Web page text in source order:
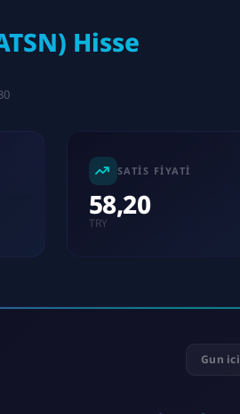
Hisse
SATIS FIYATI
58,20
TRY
Gun ici